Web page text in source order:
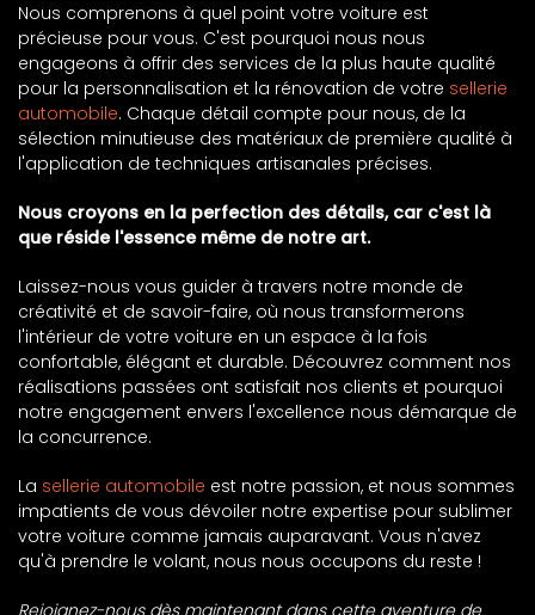
Nous comprenons à quel point votre voiture est
précieuse pour vous. C'est pourquoi nous nous
engageons à offrir des services de la plus haute qualité
pour la personnalisation et la rénovation de votre sellerie
automobile. Chaque détail compte pour nous, de la
sélection minutieuse des matériaux de première qualité à
l'application de techniques artisanales précises.
Nous croyons en la perfection des détails, car c'est là
que réside l'essence même de notre art.
Laissez-nous vous guider à travers notre monde de
créativité et de savoir-faire, où nous transformerons
l'intérieur de votre voiture en un espace à la fois
confortable, élégant et durable. Découvrez comment nos
réalisations passées ont satisfait nos clients et pourquoi
notre engagement envers l'excellence nous démarque de
la concurrence.
La sellerie automobile est notre passion, et nous sommes
impatients de vous dévoiler notre expertise pour sublimer
votre voiture comme jamais auparavant. Vous n'avez
qu'à prendre le volant, nous nous occupons du reste !
Rejoignez-nous dès maintenant dans cette aventure de